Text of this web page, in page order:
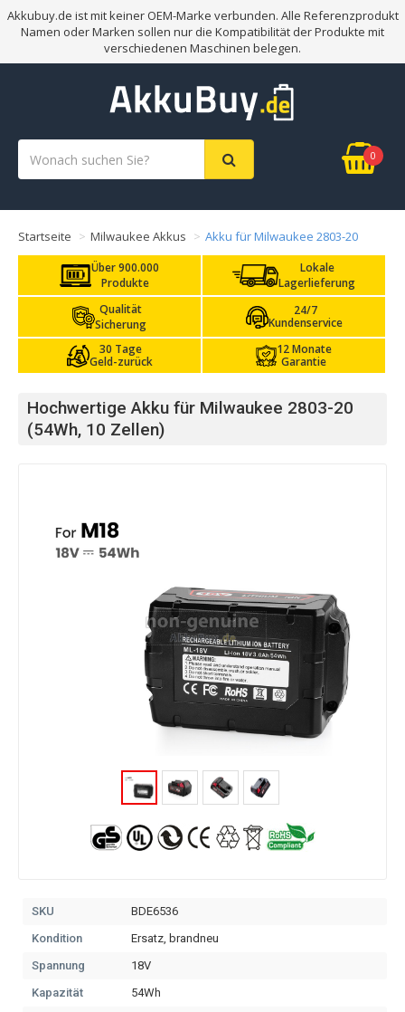
Akkubuy.de ist mit keiner OEM-Marke verbunden. Alle Referenzprodukt
Namen oder Marken sollen nur die Kompatibilität der Produkte mit
verschiedenen Maschinen belegen.
0
Startseite Milwaukee Akkus Akku für Milwaukee 2803-20
Über 900.000
Produkte
Lokale
Lagerlieferung
Qualität
Sicherung
24/7
Kundenservice
30 Tage
Geld-zurück
12 Monate
Garantie
Hochwertige Akku für Milwaukee 2803-20
(54Wh, 10 Zellen)
SKU
BDE6536
Kondition
Ersatz, brandneu
Spannung
18V
Kapazität
54Wh